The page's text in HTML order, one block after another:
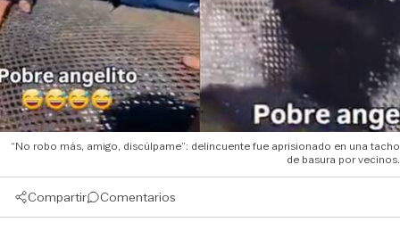
“No robo más, amigo, discúlpame”: delincuente fue aprisionado en una tacho
de basura por vecinos.
Compartir Comentarios